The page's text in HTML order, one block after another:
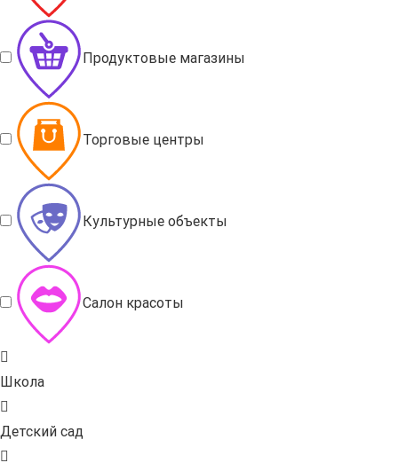
Продуктовые магазины
Торговые центры
Культурные объекты
Салон красоты
Школа
Детский сад